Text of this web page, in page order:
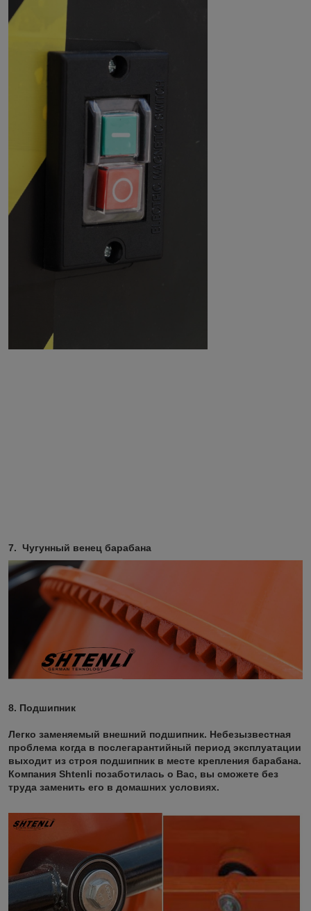
7. Чугунный венец барабана
8. Подшипник
Легко заменяемый внешний подшипник. Небезызвестная
проблема когда в послегарантийный период эксплуатации
выходит из строя подшипник в месте крепления барабана.
Компания Shtenli позаботилась о Вас, вы сможете без
труда заменить его в домашних условиях.